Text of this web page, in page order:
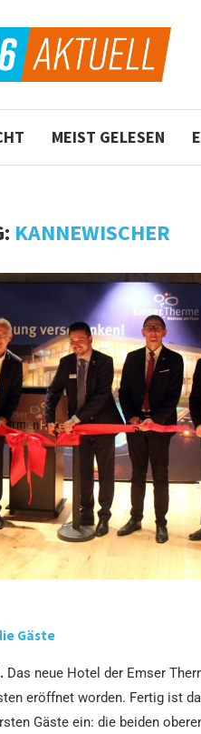
MEIST GELESEN
KANNEWISCHER
Gäste
Das neue Hotel der Emser
eröffnet worden. Fertig ist
Gäste ein: die beiden